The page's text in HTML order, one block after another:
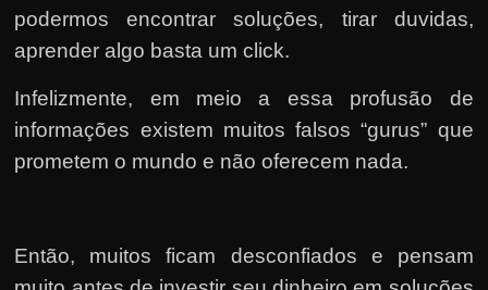
podermos encontrar soluções, tirar duvidas,
aprender algo basta um click.
Infelizmente, em meio a essa profusão de
informações existem muitos falsos “gurus” que
prometem o mundo e não oferecem nada.
Então, muitos ficam desconfiados e pensam